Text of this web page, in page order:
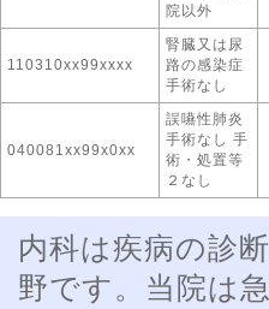
院以外
110310xx99xxxx
腎臓又は尿
路の感染症
手術なし
040081xx99x0xx
誤嚥性肺炎
手術なし 手
術・処置等
２なし
内科は疾病の診
野です。当院は